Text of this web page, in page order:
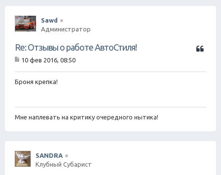
Sawd
Администратор
Ц
Re: Отзывы о работе АвтоСтиля!
о
и
10 фев 2016, 08:50
Броня крепка!
Мне наплевать на критику очередного нытика!
SANDRA
Клубный Субарист